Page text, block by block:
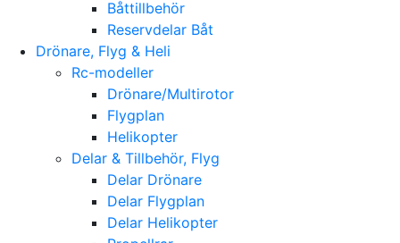
Båttillbehör
Reservdelar Båt
Drönare, Flyg & Heli
Rc-modeller
Drönare/Multirotor
Flygplan
Helikopter
Delar & Tillbehör, Flyg
Delar Drönare
Delar Flygplan
Delar Helikopter